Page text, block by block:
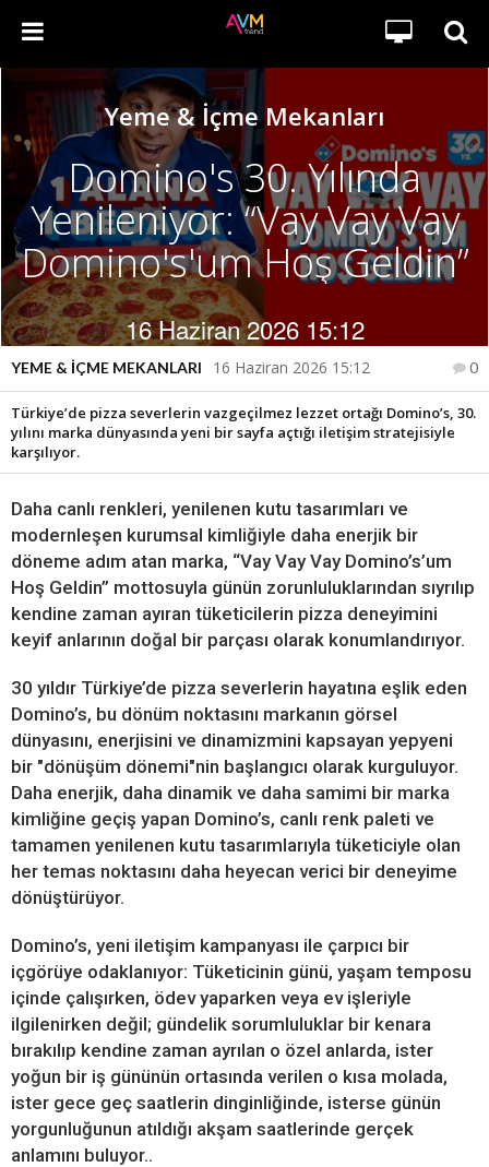
Yeme & İçme Mekanları
Domino's 30. Yılında
Yenileniyor: “Vay Vay Vay
Domino's'um Hoş Geldin”
16 Haziran 2026 15:12
YEME & İÇME MEKANLARI 16 Haziran 2026 15:12 0
Türkiye’de pizza severlerin vazgeçilmez lezzet ortağı Domino’s, 30.
yılını marka dünyasında yeni bir sayfa açtığı iletişim stratejisiyle
karşılıyor.
Daha canlı renkleri, yenilenen kutu tasarımları ve
modernleşen kurumsal kimliğiyle daha enerjik bir
döneme adım atan marka, “Vay Vay Vay Domino’s’um
Hoş Geldin” mottosuyla günün zorunluluklarından sıyrılıp
kendine zaman ayıran tüketicilerin pizza deneyimini
keyif anlarının doğal bir parçası olarak konumlandırıyor.
30 yıldır Türkiye’de pizza severlerin hayatına eşlik eden
Domino’s, bu dönüm noktasını markanın görsel
dünyasını, enerjisini ve dinamizmini kapsayan yepyeni
bir "dönüşüm dönemi"nin başlangıcı olarak kurguluyor.
Daha enerjik, daha dinamik ve daha samimi bir marka
kimliğine geçiş yapan Domino’s, canlı renk paleti ve
tamamen yenilenen kutu tasarımlarıyla tüketiciyle olan
her temas noktasını daha heyecan verici bir deneyime
dönüştürüyor.
Domino’s, yeni iletişim kampanyası ile çarpıcı bir
içgörüye odaklanıyor: Tüketicinin günü, yaşam temposu
içinde çalışırken, ödev yaparken veya ev işleriyle
ilgilenirken değil; gündelik sorumluluklar bir kenara
bırakılıp kendine zaman ayrılan o özel anlarda, ister
yoğun bir iş gününün ortasında verilen o kısa molada,
ister gece geç saatlerin dinginliğinde, isterse günün
yorgunluğunun atıldığı akşam saatlerinde gerçek
anlamını buluyor..